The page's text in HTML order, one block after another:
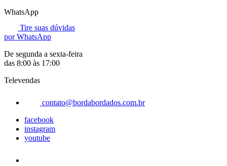
WhatsApp
Tire suas dúvidas
por WhatsApp
De segunda a sexta-feira
das 8:00 às 17:00
Televendas
contato@bordabordados.com.br
facebook
instagram
youtube